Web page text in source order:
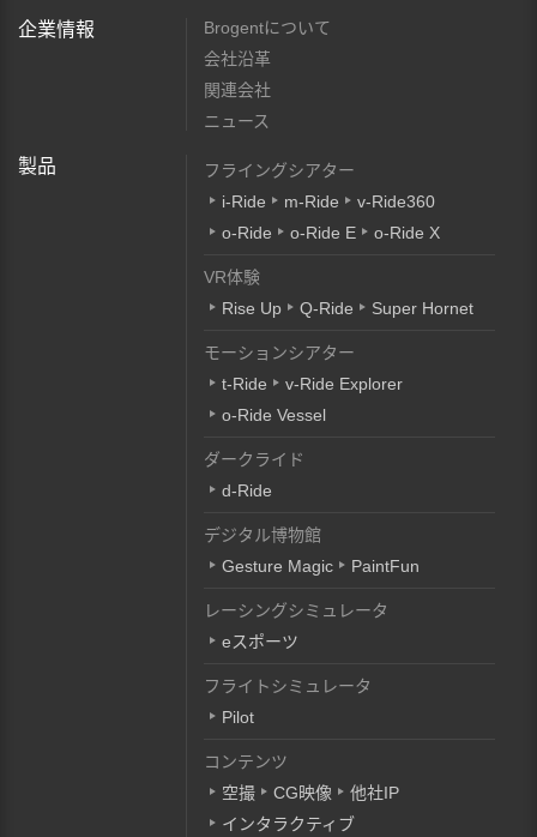
企業情報
Brogentについて
会社沿革
関連会社
ニュース
製品
フライングシアター
i-Ride
m-Ride
v-Ride360
o-Ride
o-Ride E o-Ride X
VR体験
Rise Up
Q-Ride Super Hornet
モーションシアター
t-Ride
v-Ride Explorer
o-Ride Vessel
ダークライド
d-Ride
デジタル博物館
Gesture Magic
PaintFun
レーシングシミュレータ
eスポーツ
フライトシミュレータ
Pilot
コンテンツ
空撮
CG映像
他社IP
インタラクティブ